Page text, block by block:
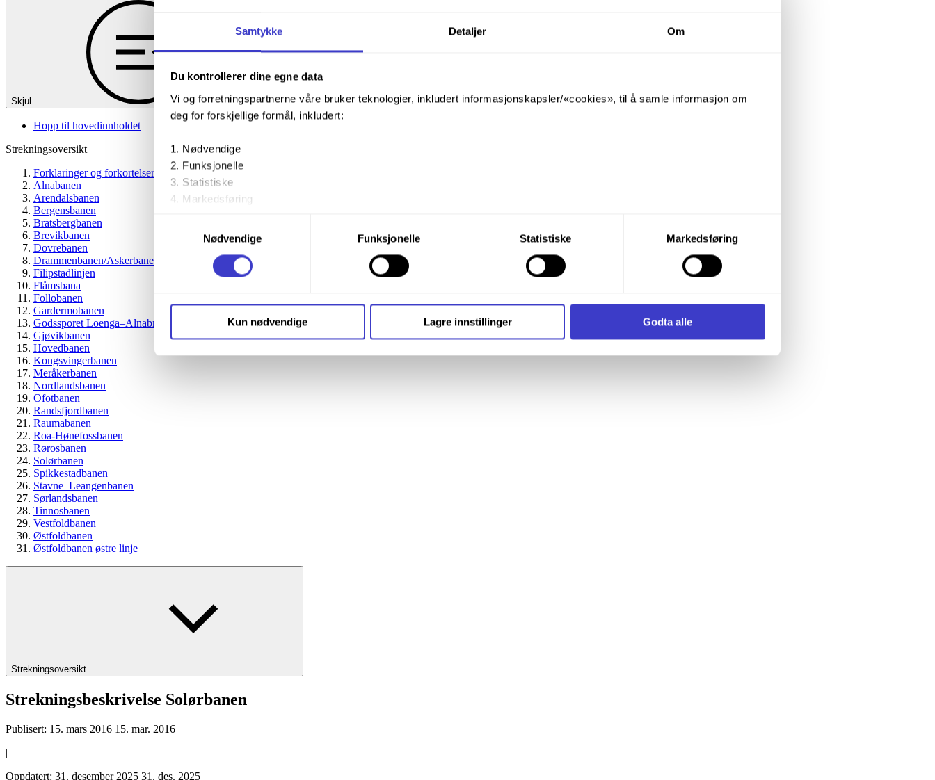
Samtykke Detaljer Om
Du kontrollerer dine egne data
Vi og forretningspartnerne våre bruker teknologier, inkludert informasjonskapsler/«cookies», til å samle informasjon om
deg for forskjellige formål, inkludert:
Nødvendige
Funksjonelle
Statistiske
Markedsføring
Ved å trykke «Godta alle» gir du din tillatelse til alle disse formålene. Du kan også velge formålet du vil samtykke til ved å
trykke på avmerkingsboksen under formålet, og deretter trykke «Lagre innstillingene».
Du kan lese mer om hvordan vi bruker informasjonskapsler og annen teknologi, og hvordan vi samler inn og behandler
personopplysninger på vår side
Informasjonskapsler (Cookies)
Nødvendige
Funksjonelle Statistiske Markedsføring
Kun nødvendige Lagre innstillinger Godta alle
Skjul
Hopp til hovedinnholdet
Strekningsoversikt
Forklaringer og forkortelser
Alnabanen
Arendalsbanen
Bergensbanen
Bratsbergbanen
Brevikbanen
Dovrebanen
Drammenbanen/Askerbanen
Filipstadlinjen
Flåmsbana
Follobanen
Gardermobanen
Godssporet Loenga–Alnabru
Gjøvikbanen
Hovedbanen
Kongsvingerbanen
Meråkerbanen
Nordlandsbanen
Ofotbanen
Randsfjordbanen
Raumabanen
Roa-Hønefossbanen
Rørosbanen
Solørbanen
Spikkestadbanen
Stavne–Leangenbanen
Sørlandsbanen
Tinnosbanen
Vestfoldbanen
Østfoldbanen
Østfoldbanen østre linje
Strekningsoversikt
Strekningsbeskrivelse Solørbanen
Publisert: 15. mars 2016 15. mar. 2016
|
Oppdatert: 31. desember 2025 31. des. 2025